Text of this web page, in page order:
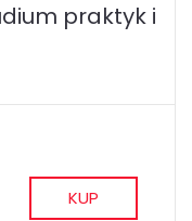
praktyk i
KUP